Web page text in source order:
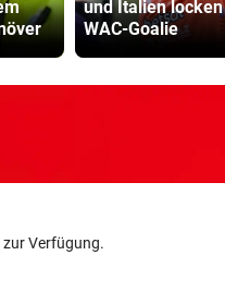
und Italien locken
WAC-Goalie
Verfügung.